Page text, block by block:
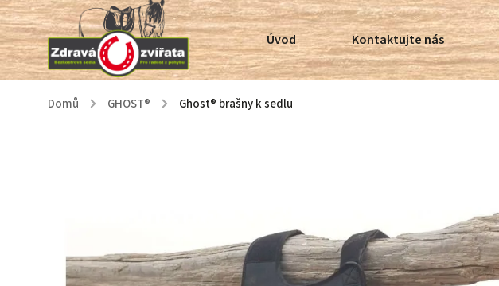
Úvod Kontaktujte nás
Domů / GHOST® / Ghost® brašny k sedlu